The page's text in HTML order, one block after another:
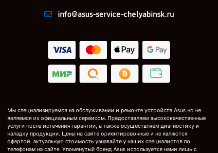
info@asus-service-chelyabinsk.ru
Мы специализируемся на обслуживании и ремонте устройств Asus но не
являемся их официальным сервисом. Предоставляем высококачественные
услуги после истечения гарантии, а также осуществляем диагностику и
наладку продукции. Цены на сайте ориентировочные и не являются
офертой, актуальную стоимость узнавайте у наших специалистов по
телефонам на сайте. Упомянутый бренд Asus используется нами лишь с